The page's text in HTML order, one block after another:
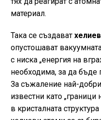
материал.
Така се създават
опустошават
с ниска „енергия на
необходима, за да бъде
За съжаление най-
известни като „граници
в кристалната